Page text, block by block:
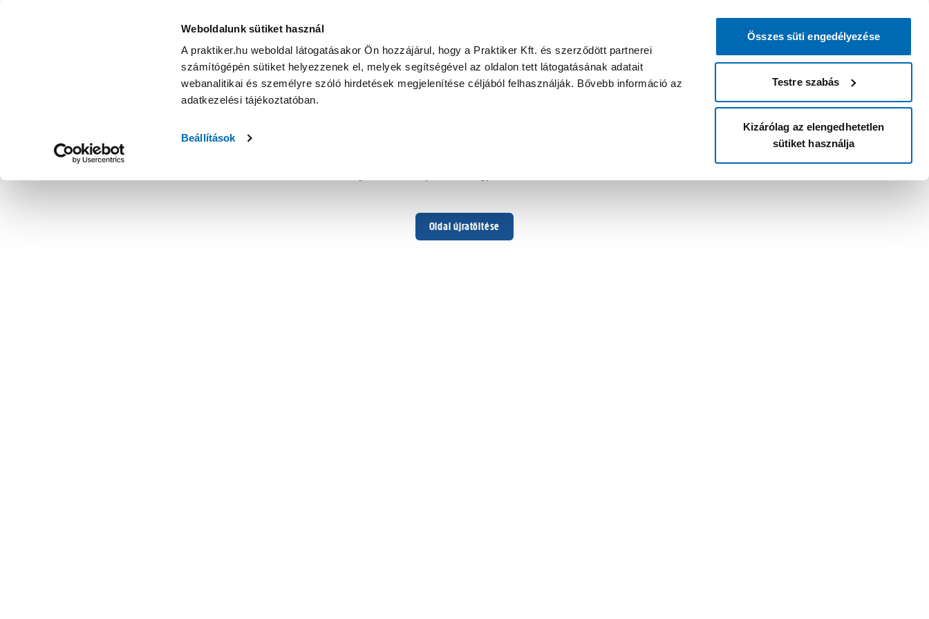
Weboldalunk sütiket használ
A praktiker.hu weboldal látogatásakor Ön hozzájárul, hogy a Praktiker Kft. és szerződött partnerei
számítógépén sütiket helyezzenek el, melyek segítségével az oldalon tett látogatásának adatait
webanalitikai és személyre szóló hirdetések megjelenítése céljából felhasználják. Bővebb információ az
adatkezelési tájékoztatóban.
Beállítások
Összes süti engedélyezése
Testre szabás
Kizárólag az elengedhetetlen
sütiket használja
Oldal újratöltése